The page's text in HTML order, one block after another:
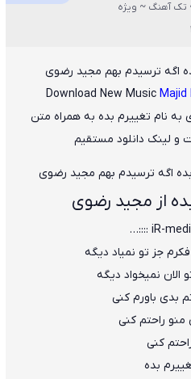
تک آهنگ ~ ویژه
اگه ترسیدم بهم مجید رضوی
Download New MusicMajid
به نام تغییرم بده به همراه متن
و لینک دانلود مستقیم
از مجید رضوی
جز تو نمیاد دیگه
الان نمیخواد دیگه
بدی باورم کنی
منو راحتم کنی
کنی
بده